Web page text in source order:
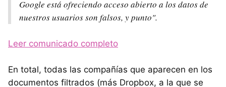
Google está ofreciendo acceso abierto a los datos de
nuestros usuarios son falsos, y punto".
Leer comunicado completo
En total, todas las compañías que aparecen en los
documentos filtrados (más Dropbox, a la que se